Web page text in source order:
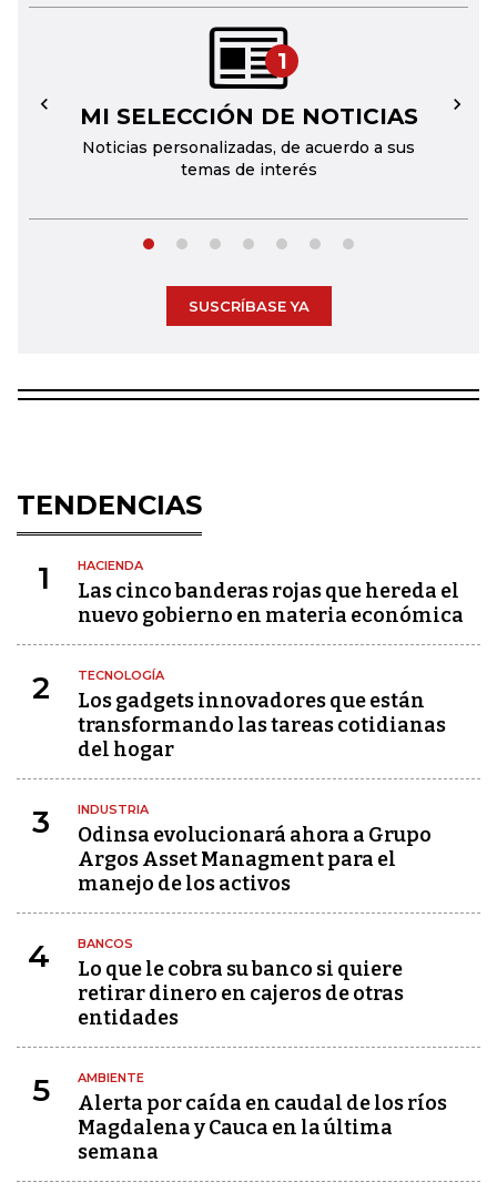
1
MI SELECCIÓN DE NOTICIAS
Noticias personalizadas, de acuerdo a sus
temas de interés
← →
SUSCRÍBASE YA
TENDENCIAS
1 HACIENDA
Las cinco banderas rojas que hereda el
nuevo gobierno en materia económica
2 TECNOLOGÍA
Los gadgets innovadores que están
transformando las tareas cotidianas
del hogar
3 INDUSTRIA
Odinsa evolucionará ahora a Grupo
Argos Asset Managment para el
manejo de los activos
4 BANCOS
Lo que le cobra su banco si quiere
retirar dinero en cajeros de otras
entidades
5 AMBIENTE
Alerta por caída en caudal de los ríos
Magdalena y Cauca en la última
semana